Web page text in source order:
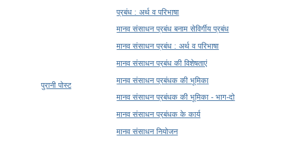
पुरानी पोस्ट
प्रबंध : अर्थ व परिभाषा
मानव संसाधन प्रबंध बनाम सेविर्गीय प्रबंध
मानव संसाधन प्रबंध : अर्थ व परिभाषा
मानव संसाधन प्रबंध की विशेषताएं
मानव संसाधन प्रबंधक की भूमिका
मानव संसाधन प्रबंधक की भूमिका - भाग-दो
मानव संसाधन प्रबंधक के कार्य
मानव संसाधन नियोजन